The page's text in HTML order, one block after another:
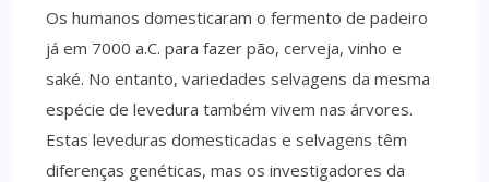
Os humanos domesticaram o fermento de padeiro
já em 7000 a.C. para fazer pão, cerveja, vinho e
saké. No entanto, variedades selvagens da mesma
espécie de levedura também vivem nas árvores.
Estas leveduras domesticadas e selvagens têm
diferenças genéticas, mas os investigadores da